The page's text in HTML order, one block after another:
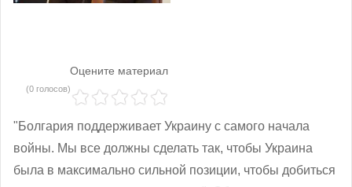
Оцените материал
(0 голосов)
"Болгария поддерживает Украину с самого начала
войны. Мы все должны сделать так, чтобы Украина
была в максимально сильной позиции, чтобы добиться